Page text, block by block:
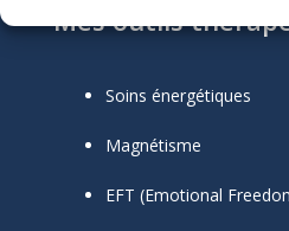
Mes outils
Soins énergétiques
Magnétisme
EFT (Emotional